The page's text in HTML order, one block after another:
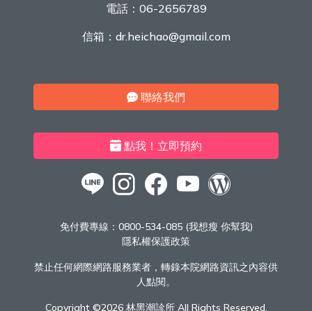
電話： 06-2656789
信箱： dr.heichao@gmail.com
聯絡我們
點我！立即預約
免付費專線： 0800-534-085 (我想瘦 你幫我)
隱私權保護政策
禁止任何網際網路服務業者，轉錄本院網路資訊之內容供
人點閱。
Copyright ©2026 林黑潮診所 All Rights Reserved.